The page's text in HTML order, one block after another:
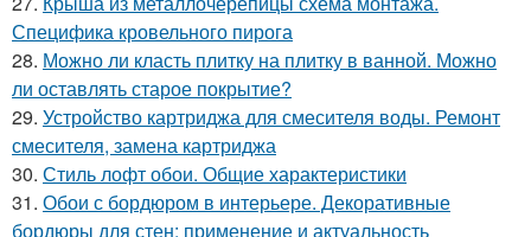
Специфика кровельного пирога
28. Можно ли класть плитку на плитку в ванной. Можно
ли оставлять старое покрытие?
29. Устройство картриджа для смесителя воды. Ремонт
смесителя, замена картриджа
30. Стиль лофт обои. Общие характеристики
31. Обои с бордюром в интерьере. Декоративные
бордюры для стен: применение и актуальность